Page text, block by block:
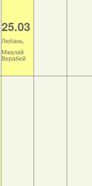
25.03
Любань,
Мікалай
Верабей